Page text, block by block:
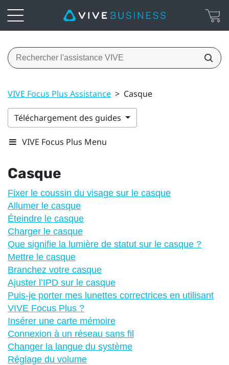
VIVE Focus Plus Assistance > Casque
Téléchargement des guides
VIVE Focus Plus Menu
Casque
Fixer le coussin du visage sur le casque
Allumer le casque
Éteindre le casque
Charger le casque
Que signifie la lumière de statut sur le casque ?
Mettre le casque
Branchez votre casque
Ajuster l’IPD sur le casque
Puis-je porter mes lunettes correctrices en utilisant
VIVE Focus Plus ?
Insérer une carte mémoire
Connexion à un réseau sans fil
Changer la langue du système
Réglage du volume